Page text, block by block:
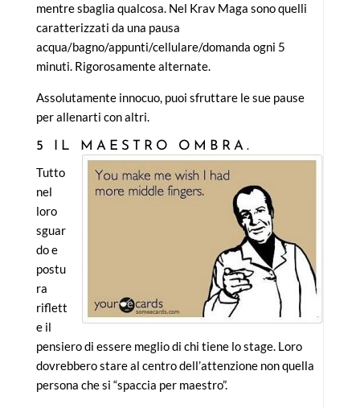
mentre sbaglia qualcosa. Nel Krav Maga sono quelli
caratterizzati da una pausa
acqua/bagno/appunti/cellulare/domanda ogni 5
minuti. Rigorosamente alternate.
Assolutamente innocuo, puoi sfruttare le sue pause
per allenarti con altri.
5 IL MAESTRO OMBRA.
Tutto
nel
loro
sguar
do e
postu
ra
riflett
e il
pensiero di essere meglio di chi tiene lo stage. Loro
dovrebbero stare al centro dell’attenzione non quella
persona che si “spaccia per maestro”.